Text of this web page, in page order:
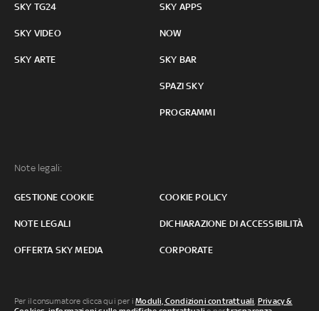
SKY TG24
SKY VIDEO
SKY ARTE
SKY APPS
NOW
SKY BAR
SPAZI SKY
PROGRAMMI
Note legali:
GESTIONE COOKIE COOKIE POLICY
NOTE LEGALI DICHIARAZIONE DI ACCESSIBILITÀ
OFFERTA SKY MEDIA CORPORATE
Per il consumatore clicca qui per iModuli, Condizioni contrattuali Privacy &